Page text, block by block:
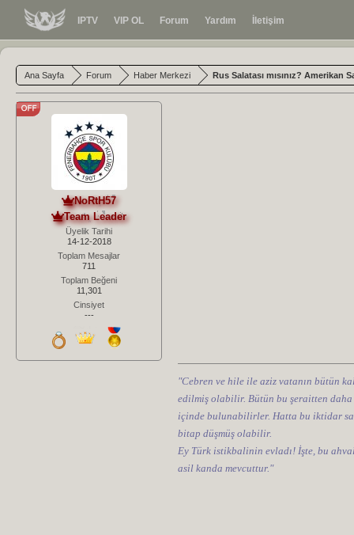
IPTV VIP OL Forum Yardım İletişim
Ana Sayfa Forum Haber Merkezi Rus Salatası mısınız? Amerikan
NoRtH57
Team Leader
Üyelik Tarihi
14-12-2018
Toplam Mesajlar
711
Toplam Beğeni
11,301
Cinsiyet
---
"Cebren ve hile ile aziz vatanın bütün
edilmiş olabilir. Bütün bu şeraitten
içinde bulunabilirler. Hatta bu iktidar
bitap düşmüş olabilir.
Ey Türk istikbalinin evladı! İşte, bu
asil kanda mevcuttur."